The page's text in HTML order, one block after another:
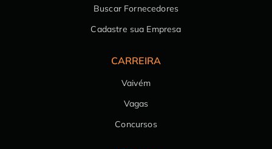
Buscar Fornecedores
Cadastre sua Empresa
CARREIRA
Vaivém
Vagas
Concursos